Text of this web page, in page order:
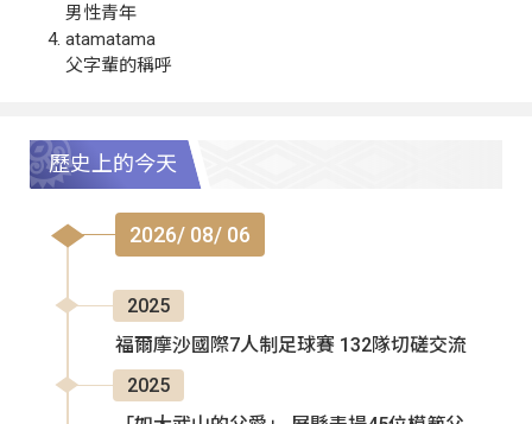
男性青年
atamatama
父字輩的稱呼
歷史上的今天
2026/ 08/ 06
2025
福爾摩沙國際7人制足球賽 132隊切磋交流
2025